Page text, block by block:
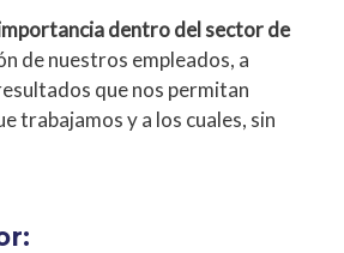
dentro del sector de
de nuestros empleados, a
que nos permitan
trabajamos y a los cuales, sin